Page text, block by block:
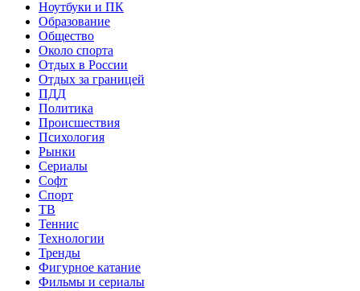
Ноутбуки и ПК
Образование
Общество
Около спорта
Отдых в России
Отдых за границей
ПДД
Политика
Происшествия
Психология
Рынки
Сериалы
Софт
Спорт
ТВ
Теннис
Технологии
Тренды
Фигурное катание
Фильмы и сериалы